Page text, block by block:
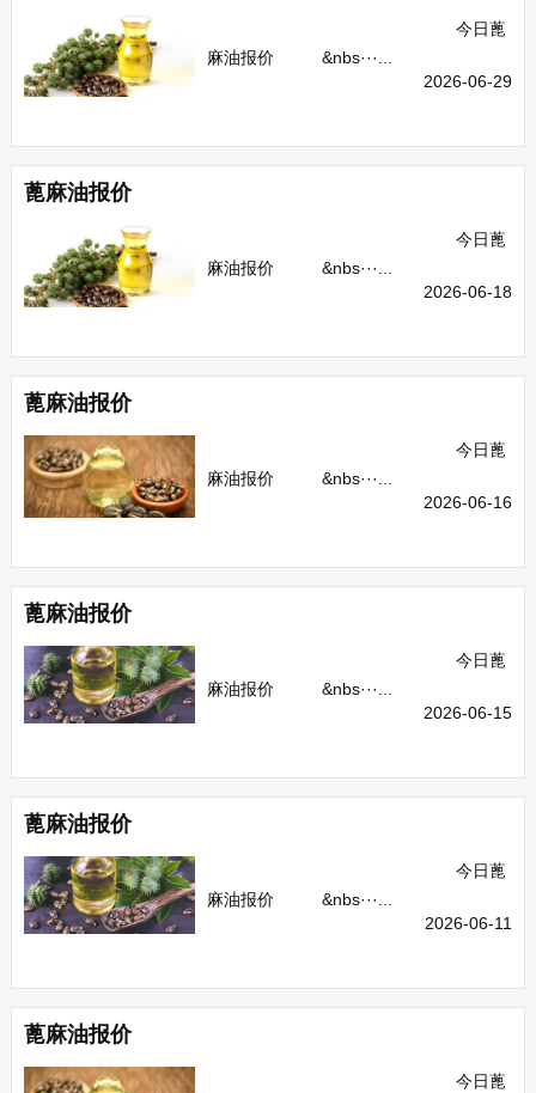
今日蓖
麻油报价 &nbs···...
2026-06-29
蓖麻油报价
今日蓖
麻油报价 &nbs···...
2026-06-18
蓖麻油报价
今日蓖
麻油报价 &nbs···...
2026-06-16
蓖麻油报价
今日蓖
麻油报价 &nbs···...
2026-06-15
蓖麻油报价
今日蓖
麻油报价 &nbs···...
2026-06-11
蓖麻油报价
今日蓖